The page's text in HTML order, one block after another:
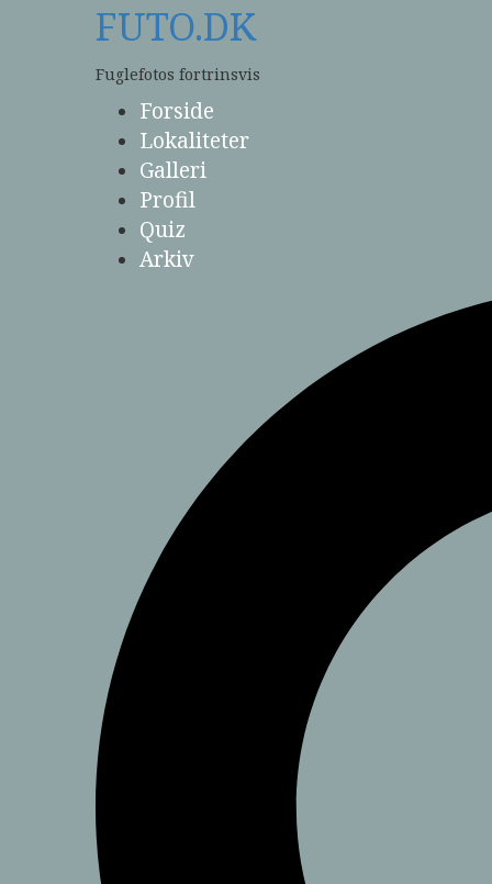
FUTO.DK
Fuglefotos fortrinsvis
Forside
Lokaliteter
Galleri
Profil
Quiz
Arkiv